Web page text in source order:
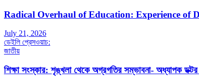
Radical Overhaul of Education: Experience of
July 21, 2026
ডেইলি প্রেসওয়াচ:
জাতীয়
শিক্ষা সংস্কার: শৃঙ্খলা থেকে অগ্রগতির সম্ভাবনা- অধ্যাপক ডক্টর